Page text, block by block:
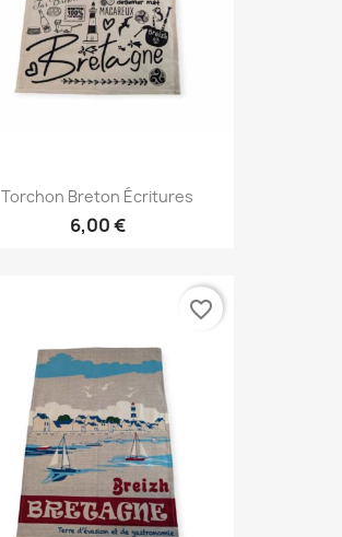
Torchon Breton Écritures
6,00 €
favorite_border